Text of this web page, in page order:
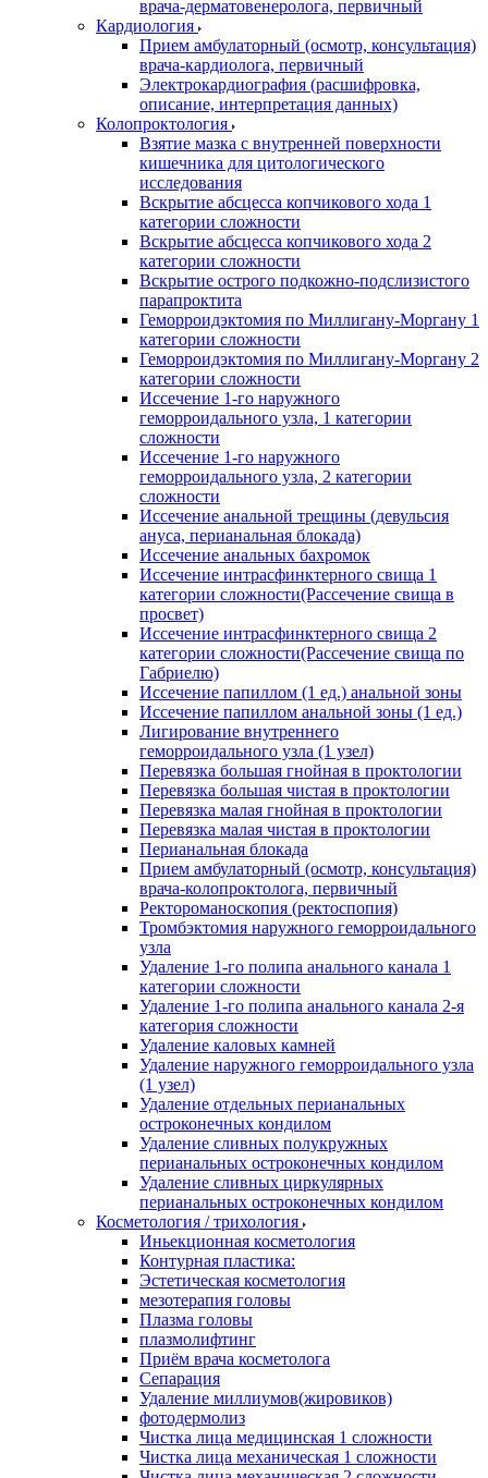
врача-дерматовенеролога, первичный
Кардиология
Прием амбулаторный (осмотр, консультация)
врача-кардиолога, первичный
Электрокардиография (расшифровка,
описание, интерпретация данных)
Колопроктология
Взятие мазка с внутренней поверхности
кишечника для цитологического
исследования
Вскрытие абсцесса копчикового хода 1
категории сложности
Вскрытие абсцесса копчикового хода 2
категории сложности
Вскрытие острого подкожно-подслизистого
парапроктита
Геморроидэктомия по Миллигану-Моргану 1
категории сложности
Геморроидэктомия по Миллигану-Моргану 2
категории сложности
Иссечение 1-го наружного
геморроидального узла, 1 категории
сложности
Иссечение 1-го наружного
геморроидального узла, 2 категории
сложности
Иссечение анальной трещины (девульсия
ануса, перианальная блокада)
Иссечение анальных бахромок
Иссечение интрасфинктерного свища 1
категории сложности(Рассечение свища в
просвет)
Иссечение интрасфинктерного свища 2
категории сложности(Рассечение свища по
Габриелю)
Иссечение папиллом (1 ед.) анальной зоны
Иссечение папиллом анальной зоны (1 ед.)
Лигирование внутреннего
геморроидального узла (1 узел)
Перевязка большая гнойная в проктологии
Перевязка большая чистая в проктологии
Перевязка малая гнойная в проктологии
Перевязка малая чистая в проктологии
Перианальная блокада
Прием амбулаторный (осмотр, консультация)
врача-колопроктолога, первичный
Ректороманоскопия (ректоспопия)
Тромбэктомия наружного геморроидального
узла
Удаление 1-го полипа анального канала 1
категории сложности
Удаление 1-го полипа анального канала 2-я
категория сложности
Удаление каловых камней
Удаление наружного геморроидального узла
(1 узел)
Удаление отдельных перианальных
остроконечных кондилом
Удаление сливных полукружных
перианальных остроконечных кондилом
Удаление сливных циркулярных
перианальных остроконечных кондилом
Косметология / трихология
Иньекционная косметология
Контурная пластика:
Эстетическая косметология
мезотерапия головы
Плазма головы
плазмолифтинг
Приём врача косметолога
Сепарация
Удаление миллиумов(жировиков)
фотодермолиз
Чистка лица медицинская 1 сложности
Чистка лица механическая 1 сложности